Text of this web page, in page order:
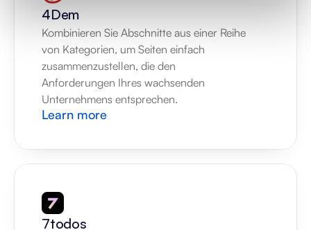
4Dem
Kombinieren Sie Abschnitte aus einer Reihe
von Kategorien, um Seiten einfach
zusammenzustellen, die den
Anforderungen Ihres wachsenden
Unternehmens entsprechen.
Learn more
7todos